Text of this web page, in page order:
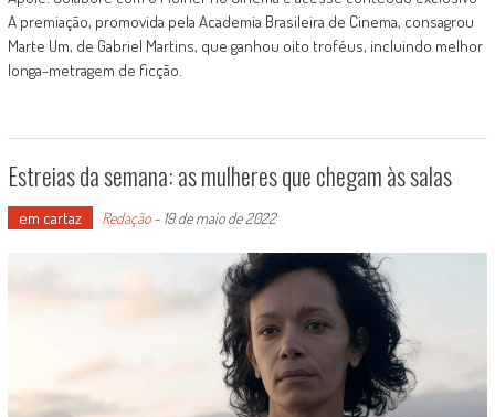
A premiação, promovida pela Academia Brasileira de Cinema, consagrou
Marte Um, de Gabriel Martins, que ganhou oito troféus, incluindo melhor
longa-metragem de ficção.
Estreias da semana: as mulheres que chegam às salas
em cartaz Redação- 19 de maio de 2022